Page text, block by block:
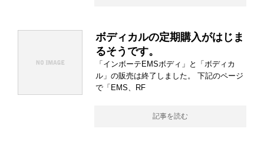
ボディカルの定期購入がはじま
るそうです。
「インボーテEMSボディ」と「ボディカ
ル」の販売は終了しました。 下記のページ
で「EMS、RF
記事を読む